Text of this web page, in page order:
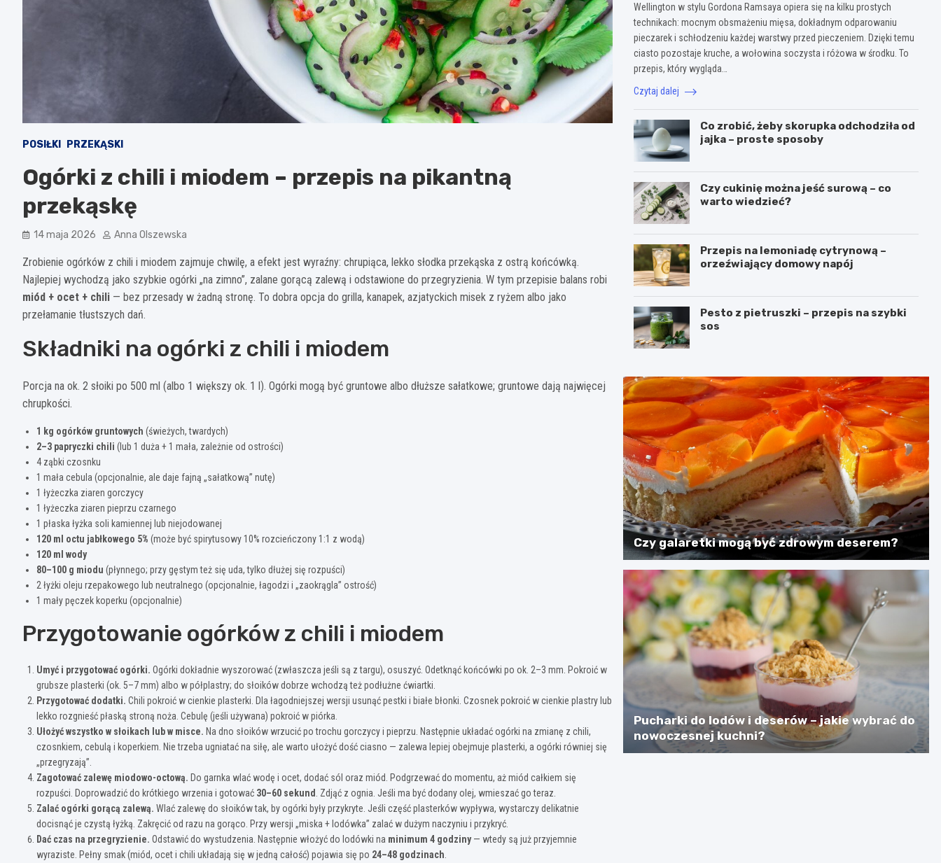
POSIŁKI PRZEKĄSKI
Ogórki z chili i miodem – przepis na pikantną
przekąskę
14 maja 2026 Anna Olszewska
Zrobienie ogórków z chili i miodem zajmuje chwilę, a efekt jest wyraźny: chrupiąca, lekko słodka przekąska z ostrą końcówką.
Najlepiej wychodzą jako szybkie ogórki „na zimno”, zalane gorącą zalewą i odstawione do przegryzienia. W tym przepisie balans robi
miód + ocet + chili — bez przesady w żadną stronę. To dobra opcja do grilla, kanapek, azjatyckich misek z ryżem albo jako
przełamanie tłustszych dań.
Składniki na ogórki z chili i miodem
Porcja na ok. 2 słoiki po 500 ml (albo 1 większy ok. 1 l). Ogórki mogą być gruntowe albo dłuższe sałatkowe; gruntowe dają najwięcej
chrupkości.
1 kg ogórków gruntowych (świeżych, twardych)
2–3 papryczki chili (lub 1 duża + 1 mała, zależnie od ostrości)
4 ząbki czosnku
1 mała cebula (opcjonalnie, ale daje fajną „sałatkową” nutę)
1 łyżeczka ziaren gorczycy
1 łyżeczka ziaren pieprzu czarnego
1 płaska łyżka soli kamiennej lub niejodowanej
120 ml octu jabłkowego 5% (może być spirytusowy 10% rozcieńczony 1:1 z wodą)
120 ml wody
80–100 g miodu (płynnego; przy gęstym też się uda, tylko dłużej się rozpuści)
2 łyżki oleju rzepakowego lub neutralnego (opcjonalnie, łagodzi i „zaokrągla” ostrość)
1 mały pęczek koperku (opcjonalnie)
Przygotowanie ogórków z chili i miodem
Umyć i przygotować ogórki. Ogórki dokładnie wyszorować (zwłaszcza jeśli są z targu), osuszyć. Odetknąć końcówki po ok. 2–3 mm. Pokroić w
grubsze plasterki (ok. 5–7 mm) albo w półplastry; do słoików dobrze wchodzą też podłużne ćwiartki.
Przygotować dodatki. Chili pokroić w cienkie plasterki. Dla łagodniejszej wersji usunąć pestki i białe błonki. Czosnek pokroić w cienkie plastry lub
lekko rozgnieść płaską stroną noża. Cebulę (jeśli używana) pokroić w piórka.
Ułożyć wszystko w słoikach lub w misce. Na dno słoików wrzucić po trochu gorczycy i pieprzu. Następnie układać ogórki na zmianę z chili,
czosnkiem, cebulą i koperkiem. Nie trzeba ugniatać na siłę, ale warto ułożyć dość ciasno — zalewa lepiej obejmuje plasterki, a ogórki równiej się
„przegryzają”.
Zagotować zalewę miodowo-octową. Do garnka wlać wodę i ocet, dodać sól oraz miód. Podgrzewać do momentu, aż miód całkiem się
rozpuści. Doprowadzić do krótkiego wrzenia i gotować 30–60 sekund
. Zdjąć z ognia. Jeśli ma być dodany olej, wmieszać go teraz.
Zalać ogórki gorącą zalewą. Wlać zalewę do słoików tak, by ogórki były przykryte. Jeśli część plasterków wypływa, wystarczy delikatnie
docisnąć je czystą łyżką. Zakręcić od razu na gorąco. Przy wersji „miska + lodówka” zalać w dużym naczyniu i przykryć.
Dać czas na przegryzienie. Odstawić do wystudzenia. Następnie włożyć do lodówki na minimum 4 godziny— wtedy są już przyjemnie
wyraziste. Pełny smak (miód, ocet i chili układają się w jedną całość) pojawia się po 24–48 godzinach
Wellington w stylu Gordona Ramsaya opiera się na kilku prostych
technikach: mocnym obsmażeniu mięsa, dokładnym odparowaniu
pieczarek i schłodzeniu każdej warstwy przed pieczeniem. Dzięki temu
ciasto pozostaje kruche, a wołowina soczysta i różowa w środku. To
przepis, który wygląda…
Czytaj dalej
Co zrobić, żeby skorupka odchodziła od
jajka – proste sposoby
Czy cukinię można jeść surową – co
warto wiedzieć?
Przepis na lemoniadę cytrynową –
orzeźwiający domowy napój
Pesto z pietruszki – przepis na szybki
sos
Czy galaretki mogą być zdrowym deserem?
Pucharki do lodów i deserów – jakie wybrać do
nowoczesnej kuchni?